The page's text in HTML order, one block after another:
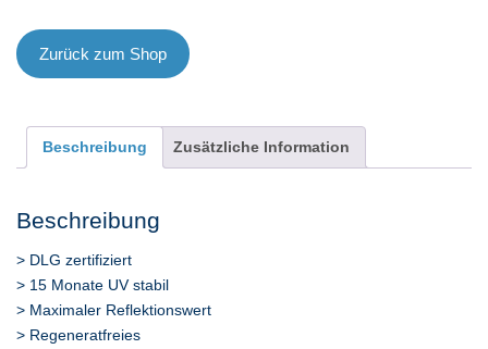
Zurück zum Shop
Beschreibung Zusätzliche Information
Beschreibung
> DLG zertifiziert
> 15 Monate UV stabil
> Maximaler Reflektionswert
> Regeneratfreies